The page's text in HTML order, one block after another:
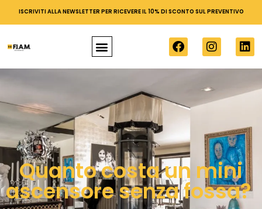
ISCRIVITI ALLA NEWSLETTER PER RICEVERE IL 10% DI SCONTO SUL PREVENTIVO
Quanto costa un mini
ascensore senza fossa?